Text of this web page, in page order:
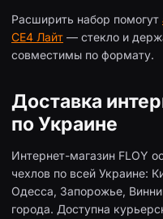
Расширить набор помогут
СЕ4 Лайт — стекло и
совместимы по формату.
Доставка
по Украине
Интернет-магазин FLOY
чехлов по всей Украине:
Одесса, Запорожье,
города. Доступна